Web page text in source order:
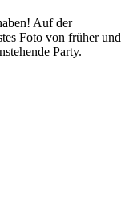
Auf der
Foto von früher und
Party.